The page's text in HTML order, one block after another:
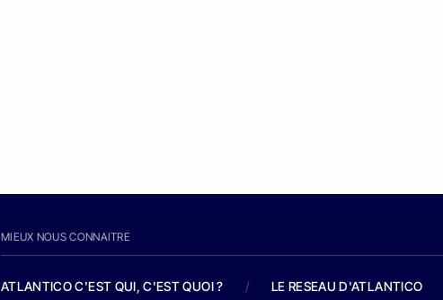
MIEUX NOUS CONNAITRE
ATLANTICO C'EST QUI, C'EST QUOI ? / LE RESEAU D'ATLANTICO